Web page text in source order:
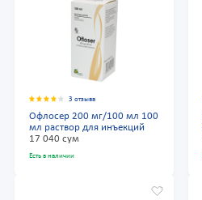
3 отзыва
Офлосер 200 мг/100 мл 100
мл раствор для инъекций
17 040 сум
Есть в наличии